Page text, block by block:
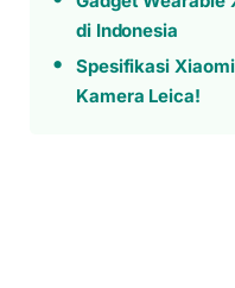
di Indonesia
Spesifikasi
Kamera Leica!